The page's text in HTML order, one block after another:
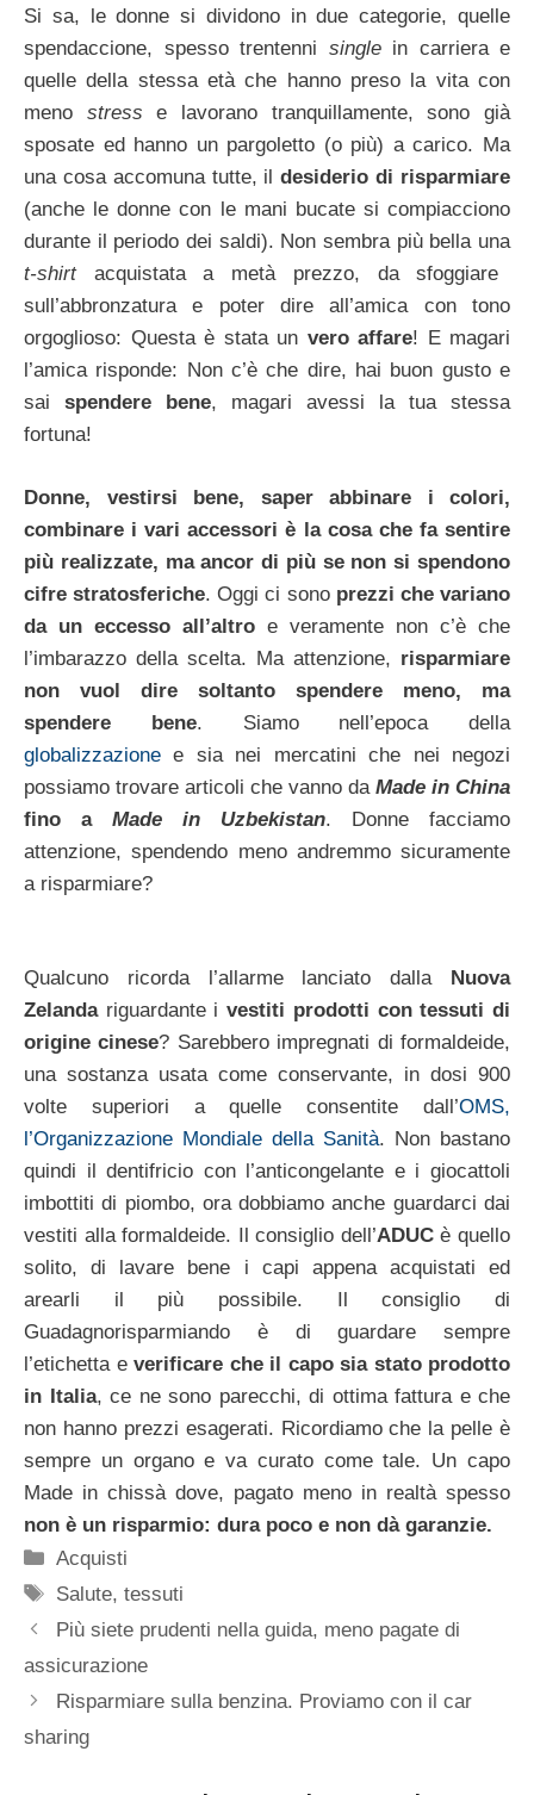
Si sa, le donne si dividono in due categorie, quelle
spendaccione, spesso trentenni singlein carriera e
quelle della stessa età che hanno preso la vita con
meno stresse lavorano tranquillamente, sono già
sposate ed hanno un pargoletto (o più) a carico. Ma
una cosa accomuna tutte, il desiderio di risparmiare
(anche le donne con le mani bucate si compiacciono
durante il periodo dei saldi). Non sembra più bella una
t-shirtacquistata a metà prezzo, da sfoggiare
sull’abbronzatura e poter dire all’amica con tono
orgoglioso: Questa è stata un vero affare! E magari
l’amica risponde: Non c’è che dire, hai buon gusto e
sai spendere bene, magari avessi la tua stessa
fortuna!
Donne, vestirsi bene, saper abbinare i colori,
combinare i vari accessori è la cosa che fa sentire
più realizzate, ma ancor di più se non si spendono
cifre stratosferiche. Oggi ci sonoprezzi che variano
da un eccesso all’altro e veramente non c’è che
l’imbarazzo della scelta. Ma attenzione, risparmiare
non vuol dire soltanto spendere meno, ma
spendere bene. Siamo nell’epoca della
globalizzazione e sia nei mercatini che nei negozi
possiamo trovare articoli che vanno da Made in China
fino a Made in Uzbekistan. Donne facciamo
attenzione, spendendo meno andremmo sicuramente
a risparmiare?
Qualcuno ricorda l’allarme lanciato dalla Nuova
Zelanda riguardante ivestiti prodotti con tessuti di
origine cinese? Sarebbero impregnati di formaldeide,
una sostanza usata come conservante, in dosi 900
volte superiori a quelle consentite dall’OMS,
l’Organizzazione Mondiale della Sanità. Non bastano
quindi il dentifricio con l’anticongelante e i giocattoli
imbottiti di piombo, ora dobbiamo anche guardarci dai
vestiti alla formaldeide. Il consiglio dell’ADUCè quello
solito, di lavare bene i capi appena acquistati ed
arearli il più possibile. Il consiglio di
Guadagnorisparmiando è di guardare sempre
l’etichetta everificare che il capo sia stato prodotto
in Italia, ce ne sono parecchi, di ottima fattura e che
non hanno prezzi esagerati. Ricordiamo che la pelle è
sempre un organo e va curato come tale. Un capo
Made in chissà dove, pagato meno in realtà spesso
non è un risparmio: dura poco e non dà garanzie.
Categorie
Acquisti
Tag
Salute,tessuti
Più siete prudenti nella guida, meno pagate di
assicurazione
Risparmiare sulla benzina. Proviamo con il car
sharing